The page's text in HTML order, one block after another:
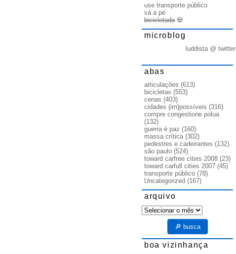
use transporte público
vá a pé
bicicletada💀
microblog
luddista @ twitter
abas
articulações (613)
bicicletas (553)
cenas (403)
cidades (im)possíveis (316)
compre congestione polua
(132)
guerra é paz (160)
massa crítica(302)
pedestres e cadeirantes (132)
são paulo (524)
toward carfree cities 2008 (23)
toward carfull cities 2007 (45)
transporte público (78)
Uncategorized (167)
arquivo
arquivo
🔎 busca
boa vizinhança